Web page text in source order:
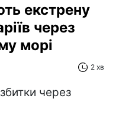
екстрену
через
морі
2 хв
через